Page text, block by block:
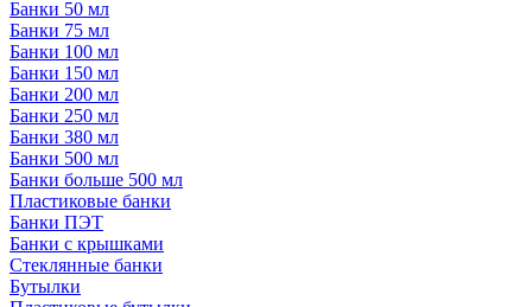
Банки 50 мл
Банки 75 мл
Банки 100 мл
Банки 150 мл
Банки 200 мл
Банки 250 мл
Банки 380 мл
Банки 500 мл
Банки больше 500 мл
Пластиковые банки
Банки ПЭТ
Банки с крышками
Стеклянные банки
Бутылки